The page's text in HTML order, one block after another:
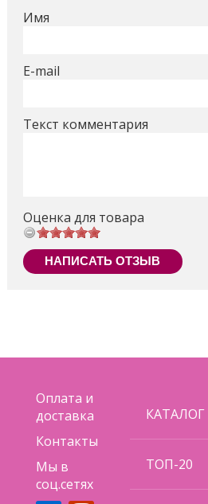
Имя
E-mail
Текст комментария
Оценка для товара
НАПИСАТЬ ОТЗЫВ
Оплата и
доставка
Контакты
Мы в
соц.сетях
КАТАЛОГ
ТОП-20